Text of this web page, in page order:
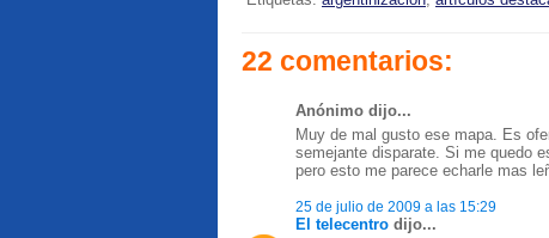
22 comentarios:
Anónimo dijo...
Muy de mal gusto ese mapa. Es
semejante disparate. Si me quedo
pero esto me parece echarle mas
25 de julio de 2009 a las 15:29
El telecentro dijo...